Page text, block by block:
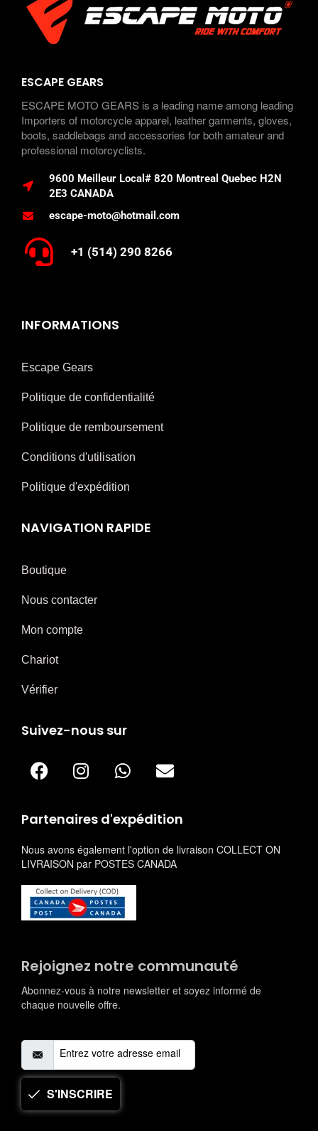
ESCAPE GEARS
ESCAPE MOTO GEARS is a leading name among leading
Importers of motorcycle apparel, leather garments, gloves,
boots, saddlebags and accessories for both amateur and
professional motorcyclists.
9600 Meilleur Local# 820 Montreal Quebec H2N
2E3 CANADA
escape-moto@hotmail.com
+1 (514) 290 8266
INFORMATIONS
Escape Gears
Politique de confidentialité
Politique de remboursement
Conditions d'utilisation
Politique d'expédition
NAVIGATION RAPIDE
Boutique
Nous contacter
Mon compte
Chariot
Vérifier
Suivez-nous sur
Partenaires d'expédition
Nous avons également l'option de livraison COLLECT ON
LIVRAISON par POSTES CANADA
Rejoignez notre communauté
Abonnez-vous à notre newsletter et soyez informé de
chaque nouvelle offre.
S'INSCRIRE